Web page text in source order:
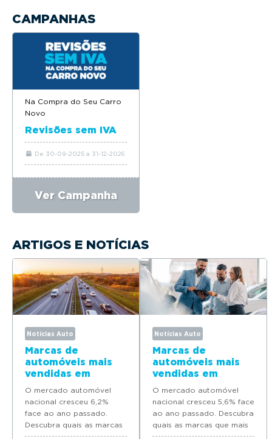
CAMPANHAS
Na Compra do Seu Carro
Novo
Revisões sem IVA
De 30-09-2025 a 31-12-2026
Ver Campanha
ARTIGOS E NOTÍCIAS
Notícias Auto
Marcas de
automóveis mais
vendidas em
Portugal em 2025
O mercado automóvel
nacional cresceu 6,2%
face ao ano passado.
Descubra quais as marcas
que mais automóveis
Notícias Auto
Marcas de
automóveis mais
vendidas em
Portugal em 2024
O mercado automóvel
nacional cresceu 5,6% face
ao ano passado. Descubra
quais as marcas que mais
automóveis novos